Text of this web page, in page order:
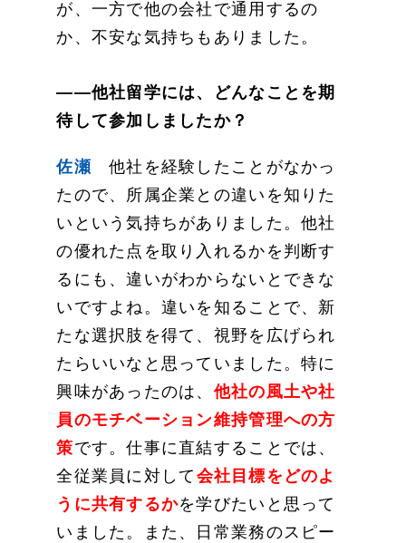
が、一方で他の会社で通用するの
か、不安な気持ちもありました。
——他社留学には、どんなことを期
待して参加しましたか？
佐瀬 他社を経験したことがなかっ
たので、所属企業との違いを知りた
いという気持ちがありました。他社
の優れた点を取り入れるかを判断す
るにも、違いがわからないとできな
いですよね。違いを知ることで、新
たな選択肢を得て、視野を広げられ
たらいいなと思っていました。特に
興味があったのは、 他社の風土や社
員のモチベーション維持管理への方
策です。仕事に直結することでは、
全従業員に対して 会社目標をどのよ
うに共有するかを学びたいと思って
いました。また、日常業務のスピー